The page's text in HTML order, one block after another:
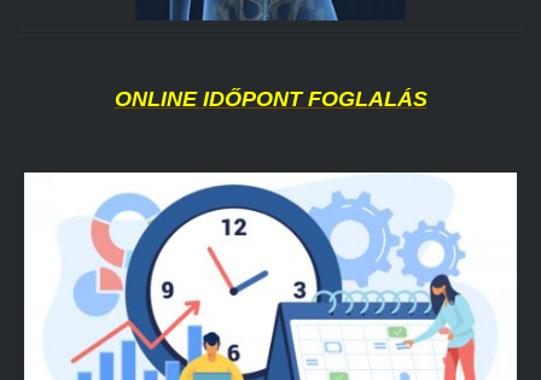
ONLINE IDŐPONT FOGLALÁS